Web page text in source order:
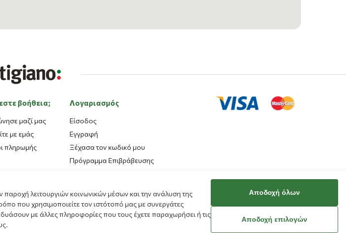
βοήθεια;
μαζί μας
με εμάς
πληρωμής
Λογαριασμός
Είσοδος
Εγγραφή
Ξέχασα τον κωδικό μου
Πρόγραμμα Επιβράβευσης
λειτουργιών κοινωνικών μέσων και την ανάλυση της
που χρησιμοποιείτε τον ιστότοπό μας με συνεργάτες
με άλλες πληροφορίες που τους έχετε παραχωρήσει ή τις
Αποδοχή όλων
Αποδοχή επιλογών